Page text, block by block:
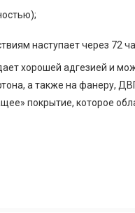
наступает через 72
хорошей адгезией и
а также на фанеру,
покрытие, которое